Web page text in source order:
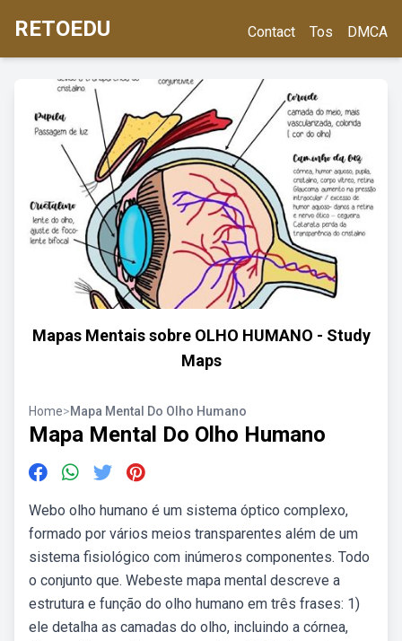
RETOEDU Contact Tos DMCA
Mapas Mentais sobre OLHO HUMANO - Study
Maps
Home>Mapa Mental Do Olho Humano
Mapa Mental Do Olho Humano
Webo olho humano é um sistema óptico complexo,
formado por vários meios transparentes além de um
sistema fisiológico com inúmeros componentes. Todo
o conjunto que. Webeste mapa mental descreve a
estrutura e função do olho humano em três frases: 1)
ele detalha as camadas do olho, incluindo a córnea,